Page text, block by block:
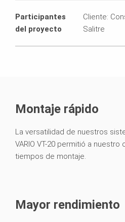
Participantes
del proyecto
Cliente:
Salitre
Montaje rápido
La versatilidad de nuestros
VARIO VT-20 permitió a
tiempos de montaje.
Mayor rendimiento